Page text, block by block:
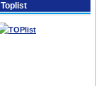
Toplist